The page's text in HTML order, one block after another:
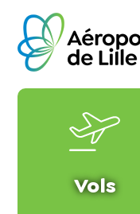
Vols